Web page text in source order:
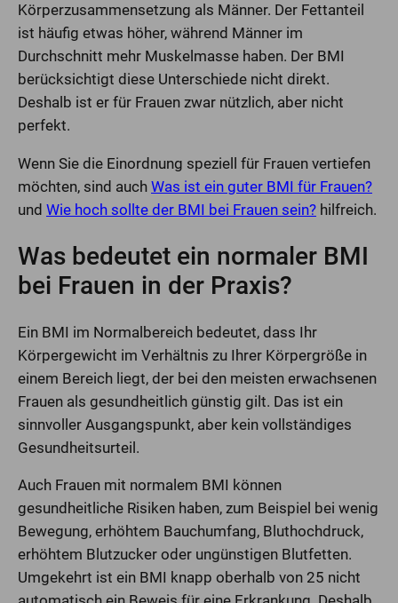
Körperzusammensetzung als Männer. Der Fettanteil
ist häufig etwas höher, während Männer im
Durchschnitt mehr Muskelmasse haben. Der BMI
berücksichtigt diese Unterschiede nicht direkt.
Deshalb ist er für Frauen zwar nützlich, aber nicht
perfekt.
Wenn Sie die Einordnung speziell für Frauen vertiefen
möchten, sind auch Was ist ein guter BMI für Frauen?
und Wie hoch sollte der BMI bei Frauen sein? hilfreich.
Was bedeutet ein normaler BMI
bei Frauen in der Praxis?
Ein BMI im Normalbereich bedeutet, dass Ihr
Körpergewicht im Verhältnis zu Ihrer Körpergröße in
einem Bereich liegt, der bei den meisten erwachsenen
Frauen als gesundheitlich günstig gilt. Das ist ein
sinnvoller Ausgangspunkt, aber kein vollständiges
Gesundheitsurteil.
Auch Frauen mit normalem BMI können
gesundheitliche Risiken haben, zum Beispiel bei wenig
Bewegung, erhöhtem Bauchumfang, Bluthochdruck,
erhöhtem Blutzucker oder ungünstigen Blutfetten.
Umgekehrt ist ein BMI knapp oberhalb von 25 nicht